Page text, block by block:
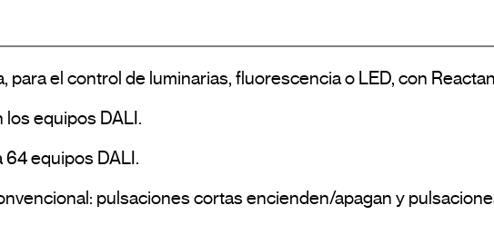
para el control de luminarias, fluorescencia o LED, con
los equipos DALI.
64 equipos DALI.
pulsaciones cortas encienden/apagan y